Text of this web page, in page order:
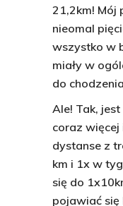
21,2km! Mój
nieomal
wszystko w
miały w
do
Ale! Tak,
coraz więcej
dystanse z
km i 1x w
się do
pojawiać się